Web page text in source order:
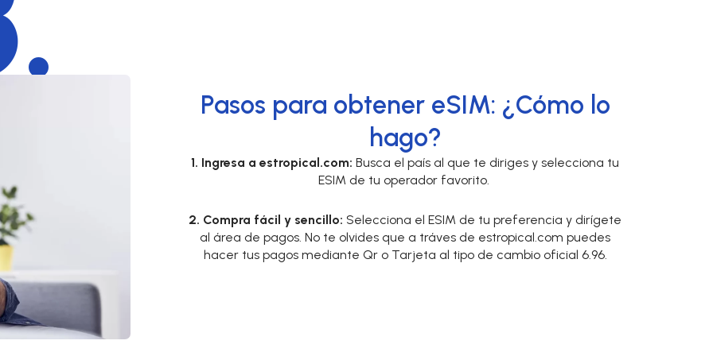
Pasos para obtener eSIM: ¿Cómo lo
hago?
1. Ingresa a estropical.com: Busca el país al que te diriges y selecciona tu
ESIM de tu operador favorito.
2. Compra fácil y sencillo: Selecciona el ESIM de tu preferencia y dirígete
al área de pagos. No te olvides que a tráves de estropical.com puedes
hacer tus pagos mediante Qr o Tarjeta al tipo de cambio oficial 6.96.